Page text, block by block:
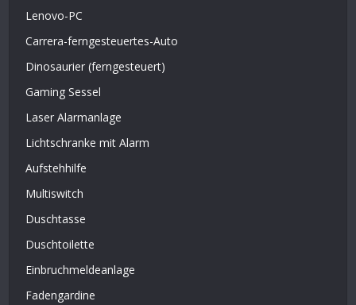
Lenovo-PC
Carrera-ferngesteuertes-Auto
Dinosaurier (ferngesteuert)
Gaming Sessel
Laser Alarmanlage
Lichtschranke mit Alarm
Aufstehhilfe
Multiswitch
Duschtasse
Duschtoilette
Einbruchmeldeanlage
Fadengardine